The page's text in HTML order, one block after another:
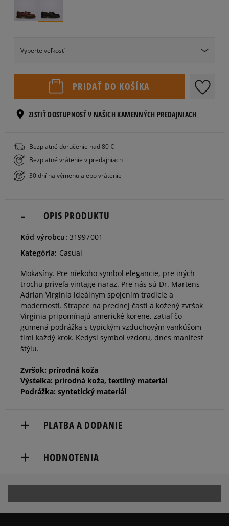
Vyberte veľkosť
Veľkosti EU Veľkosti US
37
PRIDAŤ DO KOŠÍKA
ZISTIŤ DOSTUPNOSŤ V NAŠICH KAMENNÝCH PREDAJNIACH
Bezplatné doručenie nad 80 €
Bezplatné vrátenie v predajniach
30 dní na výmenu alebo vrátenie
OPIS PRODUKTU
Kód výrobcu: 31997001
Kategória: Casual
Mokasíny. Pre niekoho symbol elegancie, pre iných
trochu priveľa vintage naraz. Pre nás sú Dr. Martens
Adrian Virginia ideálnym spojením tradície a
modernosti. Strapce na prednej časti a kožený zvršok
Virginia pripomínajú americké korene, zatiaľ čo
gumená podrážka s typickým vzduchovým vankúšom
tlmí každý krok. Kedysi symbol vzdoru, dnes manifest
štýlu.
Zvršok: prírodná koža
Výstelka: prírodná koža, textilný materiál
Podrážka: syntetický materiál
PLATBA A DODANIE
Dostupné spôsoby doručenia:
kuriér,
packeta (zásielkovňa - kamenná pobočka, výdejné
HODNOTENIA